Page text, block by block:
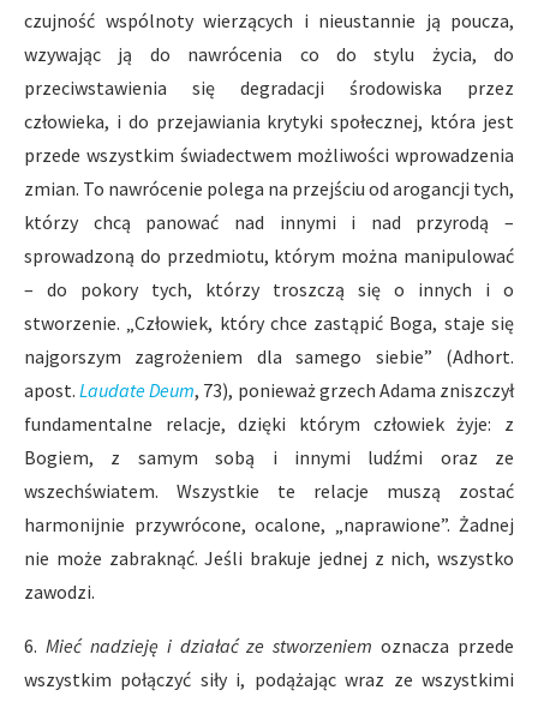
czujność wspólnoty wierzących i nieustannie ją poucza,
wzywając ją do nawrócenia co do stylu życia, do
przeciwstawienia się degradacji środowiska przez
człowieka, i do przejawiania krytyki społecznej, która jest
przede wszystkim świadectwem możliwości wprowadzenia
zmian. To nawrócenie polega na przejściu od arogancji tych,
którzy chcą panować nad innymi i nad przyrodą –
sprowadzoną do przedmiotu, którym można manipulować
– do pokory tych, którzy troszczą się o innych i o
stworzenie. „Człowiek, który chce zastąpić Boga, staje się
najgorszym zagrożeniem dla samego siebie” (Adhort.
apost. Laudate Deum, 73), ponieważ grzech Adama zniszczył
fundamentalne relacje, dzięki którym człowiek żyje: z
Bogiem, z samym sobą i innymi ludźmi oraz ze
wszechświatem. Wszystkie te relacje muszą zostać
harmonijnie przywrócone, ocalone, „naprawione”. Żadnej
nie może zabraknąć. Jeśli brakuje jednej z nich, wszystko
zawodzi.
6. Mieć nadzieję i działać ze stworzeniem oznacza przede
wszystkim połączyć siły i, podążając wraz ze wszystkimi